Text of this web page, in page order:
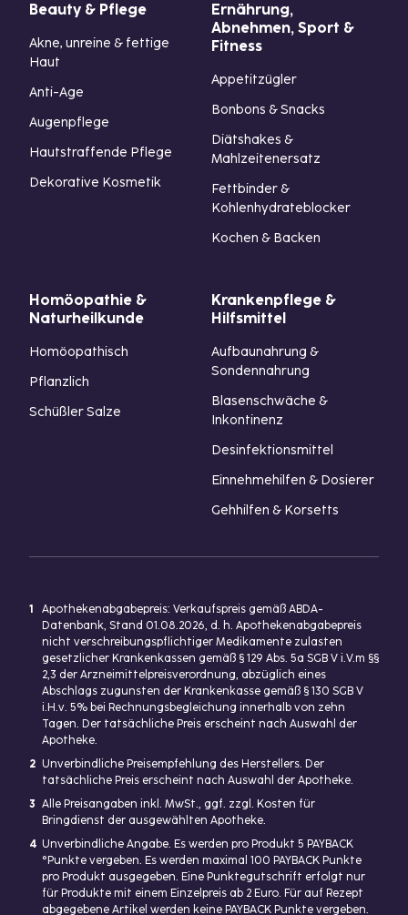
Beauty & Pflege
Akne, unreine & fettige
Haut
Anti-Age
Augenpflege
Hautstraffende Pflege
Dekorative Kosmetik
Ernährung,
Abnehmen, Sport &
Fitness
Appetitzügler
Bonbons & Snacks
Diätshakes &
Mahlzeitenersatz
Fettbinder &
Kohlenhydrateblocker
Kochen & Backen
Homöopathie &
Naturheilkunde
Homöopathisch
Pflanzlich
Schüßler Salze
Krankenpflege &
Hilfsmittel
Aufbaunahrung &
Sondennahrung
Blasenschwäche &
Inkontinenz
Desinfektionsmittel
Einnehmehilfen & Dosierer
Gehhilfen & Korsetts
1
Apothekenabgabepreis: Verkaufspreis gemäß ABDA-
Datenbank, Stand 01.08.2026, d. h. Apothekenabgabepreis
nicht verschreibungspflichtiger Medikamente zulasten
gesetzlicher Krankenkassen gemäß § 129 Abs. 5a SGB V i.V.m §§
2,3 der Arzneimittelpreisverordnung, abzüglich eines
Abschlags zugunsten der Krankenkasse gemäß § 130 SGB V
i.H.v. 5% bei Rechnungsbegleichung innerhalb von zehn
Tagen. Der tatsächliche Preis erscheint nach Auswahl der
Apotheke.
2 Unverbindliche Preisempfehlung des Herstellers. Der
tatsächliche Preis erscheint nach Auswahl der Apotheke.
3 Alle Preisangaben inkl. MwSt., ggf. zzgl. Kosten für
Bringdienst der ausgewählten Apotheke.
4 Unverbindliche Angabe. Es werden pro Produkt 5 PAYBACK
°Punkte vergeben. Es werden maximal 100 PAYBACK Punkte
pro Produkt ausgegeben. Eine Punktegutschrift erfolgt nur
für Produkte mit einem Einzelpreis ab 2 Euro. Für auf Rezept
abgegebene Artikel werden keine PAYBACK Punkte vergeben.